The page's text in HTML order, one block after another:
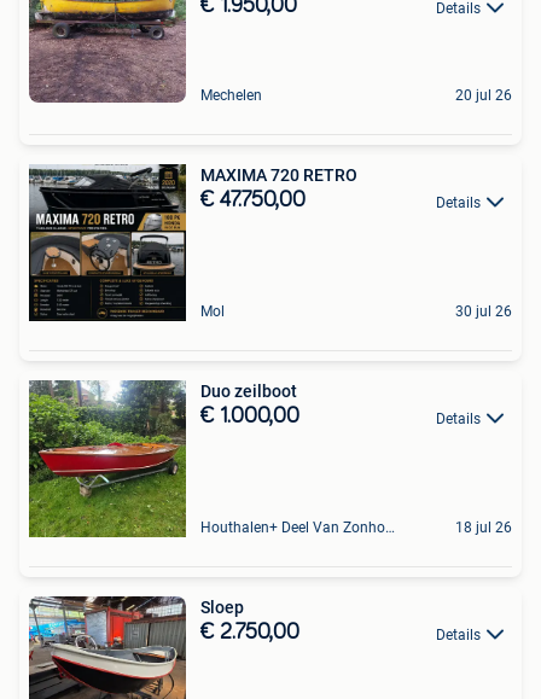
€ 1.950,00 Details
Mechelen 20 jul 26
MAXIMA 720 RETRO
€ 47.750,00 Details
Mol 30 jul 26
Duo zeilboot
€ 1.000,00 Details
Houthalen+ Deel Van Zonhoven En Zolder 18 jul 26
Sloep
€ 2.750,00 Details